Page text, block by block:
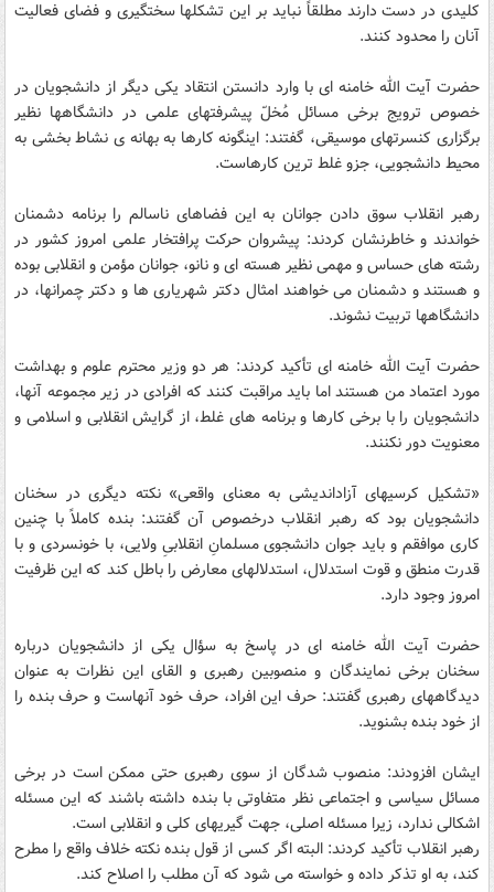
کلیدی در دست دارند مطلقاً نباید بر این تشکلها سختگیری و فضای فعالیت
آنان را محدود کنند.
حضرت آیت الله خامنه ای با وارد دانستن انتقاد یکی دیگر از دانشجویان در
خصوص ترویج برخی مسائل مُخلّ پیشرفتهای علمی در دانشگاهها نظیر
برگزاری کنسرتهای موسیقی، گفتند: اینگونه کارها به بهانه ی نشاط بخشی به
محیط دانشجویی، جزو غلط ترین کارهاست.
رهبر انقلاب سوق دادن جوانان به این فضاهای ناسالم را برنامه دشمنان
خواندند و خاطرنشان کردند: پیشروان حرکت پرافتخار علمی امروز کشور در
رشته های حساس و مهمی نظیر هسته ای و نانو، جوانان مؤمن و انقلابی بوده
و هستند و دشمنان می خواهند امثال دکتر شهریاری ها و دکتر چمرانها، در
دانشگاهها تربیت نشوند.
حضرت آیت الله خامنه ای تأکید کردند: هر دو وزیر محترم علوم و بهداشت
مورد اعتماد من هستند اما باید مراقبت کنند که افرادی در زیر مجموعه آنها،
دانشجویان را با برخی کارها و برنامه های غلط، از گرایش انقلابی و اسلامی و
معنویت دور نکنند.
«تشکیل کرسیهای آزاداندیشی به معنای واقعی» نکته دیگری در سخنان
دانشجویان بود که رهبر انقلاب درخصوص آن گفتند: بنده کاملاً با چنین
کاری موافقم و باید جوان دانشجوی مسلمانِ انقلابیِ ولایی، با خونسردی و با
قدرت منطق و قوت استدلال، استدلالهای معارض را باطل کند که این ظرفیت
امروز وجود دارد.
حضرت آیت الله خامنه ای در پاسخ به سؤال یکی از دانشجویان درباره
سخنان برخی نمایندگان و منصوبین رهبری و القای این نظرات به عنوان
دیدگاههای رهبری گفتند: حرف این افراد، حرف خود آنهاست و حرف بنده را
از خود بنده بشنوید.
ایشان افزودند: منصوب شدگان از سوی رهبری حتی ممکن است در برخی
مسائل سیاسی و اجتماعی نظر متفاوتی با بنده داشته باشند که این مسئله
اشکالی ندارد، زیرا مسئله اصلی، جهت گیریهای کلی و انقلابی است.
رهبر انقلاب تأکید کردند: البته اگر کسی از قول بنده نکته خلاف واقع را مطرح
کند، به او تذکر داده و خواسته می شود که آن مطلب را اصلاح کند.